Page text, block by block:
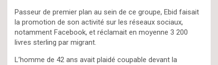
Passeur de premier plan au sein de ce groupe, Ebid faisait
la promotion de son activité sur les réseaux sociaux,
notamment Facebook, et réclamait en moyenne 3 200
livres sterling par migrant.
L’homme de 42 ans avait plaidé coupable devant la